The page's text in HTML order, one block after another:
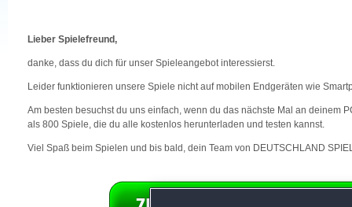
Lieber Spielefreund,
danke, dass du dich für unser Spieleangebot interessierst.
Leider funktionieren unsere Spiele nicht auf mobilen Endgeräten wie
Am besten besuchst du uns einfach, wenn du das nächste Mal an deinem
als 800 Spiele, die du alle kostenlos herunterladen und testen kannst.
Viel Spaß beim Spielen und bis bald, dein Team von DEUTSCHLAND